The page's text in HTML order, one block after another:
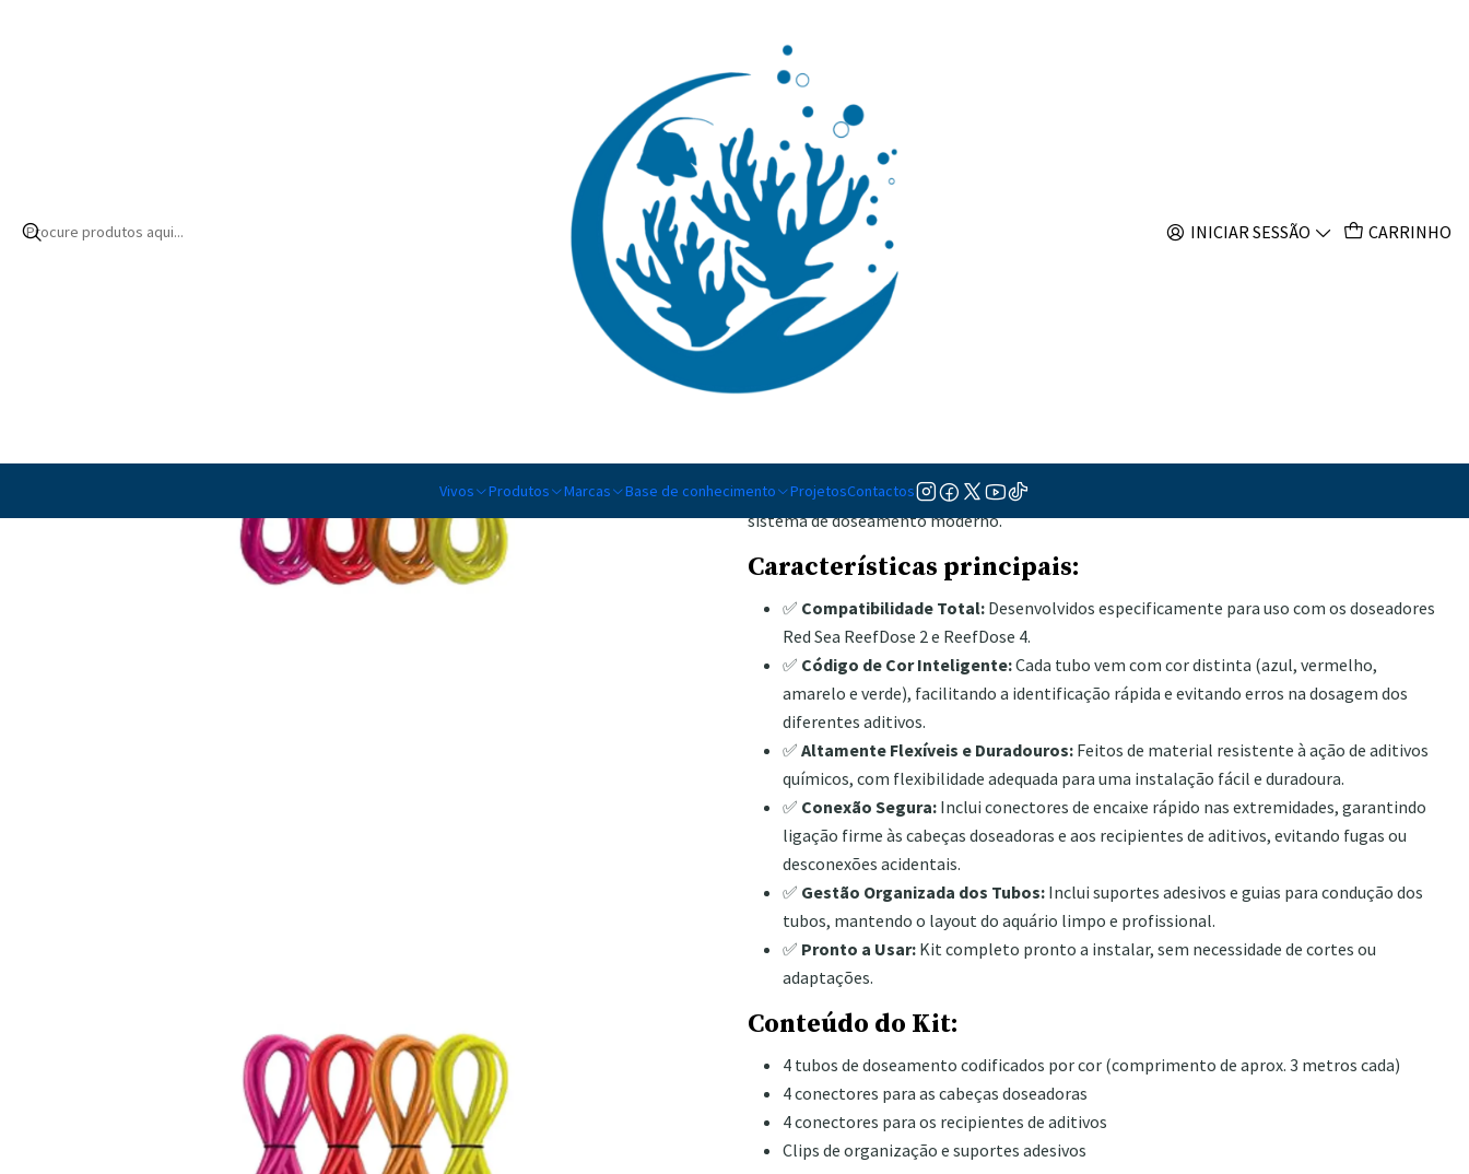
INICIAR SESSÃO CARRINHO
Vivos Produtos Marcas Base de conhecimento ProjetosContactos
Reef Dose Tubes 4x3m
Quantidade
Comprar agora
Adicionar à lista de favoritos
Mostrar stock das localizações
DESCRIÇÃO
especificamente para os doseadoresRed Sea ReefDose, estes tubos oferecem uma
instalação limpa, organizada e funcional, adaptando-se perfeitamente às exigências de um
sistema de doseamento moderno.
Características principais:
✅ Compatibilidade Total: Desenvolvidos especificamente para uso com os doseadores
Red Sea ReefDose 2 e ReefDose 4.
✅ Código de Cor Inteligente:Cada tubo vem com cor distinta (azul, vermelho,
amarelo e verde), facilitando a identificação rápida e evitando erros na dosagem dos
diferentes aditivos.
✅ Altamente Flexíveis e Duradouros: Feitos de material resistente à ação de aditivos
químicos, com flexibilidade adequada para uma instalação fácil e duradoura.
✅ Conexão Segura: Inclui conectores de encaixe rápido nas extremidades, garantindo
ligação firme às cabeças doseadoras e aos recipientes de aditivos, evitando fugas ou
desconexões acidentais.
✅ Gestão Organizada dos Tubos: Inclui suportes adesivos e guias para condução dos
tubos, mantendo o layout do aquário limpo e profissional.
✅ Pronto a Usar: Kit completo pronto a instalar, sem necessidade de cortes ou
adaptações.
Conteúdo do Kit:
4 tubos de doseamento codificados por cor (comprimento de aprox. 3 metros cada)
4 conectores para as cabeças doseadoras
4 conectores para os recipientes de aditivos
Clips de organização e suportes adesivos